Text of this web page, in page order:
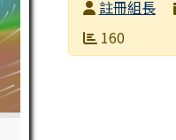
發布者註冊組長
發布日期
瀏覽次數
160